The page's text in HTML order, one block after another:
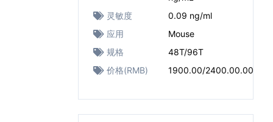
灵敏度
0.09 ng/ml
应用
Mouse
规格
48T/96T
价格(RMB)
1900.00/2400.00.00